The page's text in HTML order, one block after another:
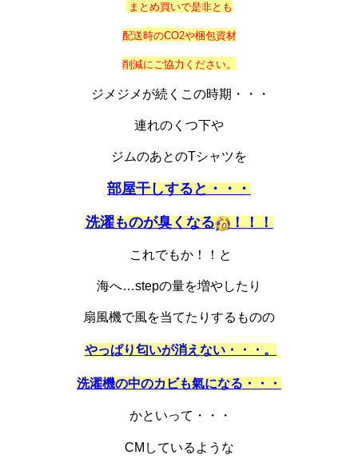
まとめ買いで是非とも
配送時のCO2や梱包資材
削減にご協力ください。
ジメジメが続くこの時期・・・
連れのくつ下や
ジムのあとのTシャツを
部屋干しすると・・・
洗濯ものが臭くなる ！！！
これでもか！！と
海へ…stepの量を増やしたり
扇風機で風を当てたりするものの
やっぱり匂いが消えない・・・。
洗濯機の中のカビも氣になる・・・
かといって・・・
CMしているような